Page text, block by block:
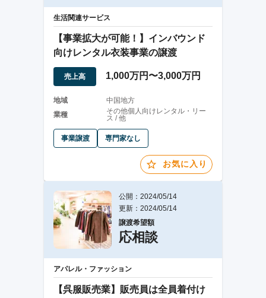
生活関連サービス
【事業拡大が可能！】インバウンド
向けレンタル衣装事業の譲渡
売上高 1,000万円〜3,000万円
地域
中国地方
業種
その他個人向けレンタル・リー
ス / 他
事業譲渡 専門家なし
お気に入り
公開：2024/05/14
更新：2024/05/14
譲渡希望額
応相談
アパレル・ファッション
【呉服販売業】販売員は全員着付け